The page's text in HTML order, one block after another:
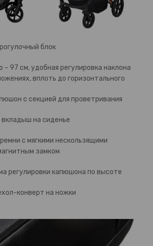
блок
– 97 см, удобная регулировка наклона
вплоть до горизонтального
с секцией для проветривания
на сиденье
с мягкими нескользящими
замком
регулировки капюшона по высоте
конверт на ножки